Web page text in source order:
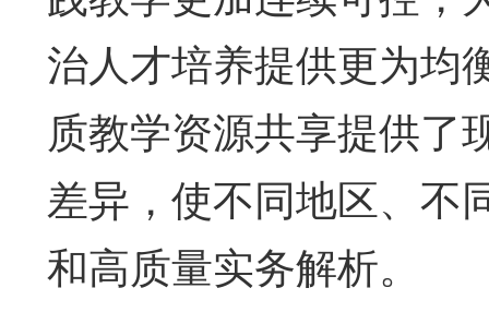
治人才培养提供更为均
质教学资源共享提供了
差异，使不同地区、不
和高质量实务解析。